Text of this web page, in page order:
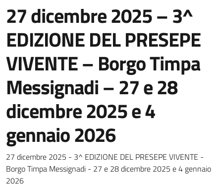
27 dicembre 2025 – 3^
EDIZIONE DEL PRESEPE
VIVENTE – Borgo Timpa
Messignadi – 27 e 28
dicembre 2025 e 4
gennaio 2026
Dettagli della notizia
27 dicembre 2025 - 3^ EDIZIONE DEL PRESEPE VIVENTE -
Borgo Timpa Messignadi - 27 e 28 dicembre 2025 e 4 gennaio
2026